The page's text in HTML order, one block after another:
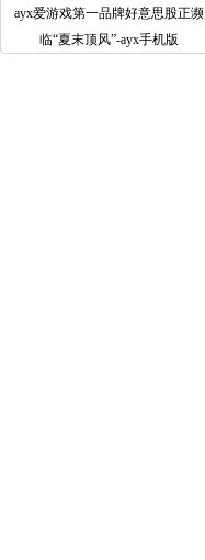
ayx爱游戏第一品牌好意思股正濒
临“夏末顶风”-ayx手机版